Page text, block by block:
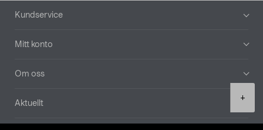
+
Sidfot
Kundservice
Mitt konto
Om oss
Aktuellt